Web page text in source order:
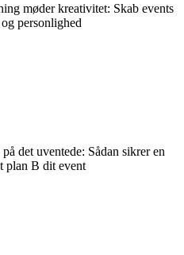
møder kreativitet: Skab events
personlighed
det uventede: Sådan sikrer en
plan B dit event